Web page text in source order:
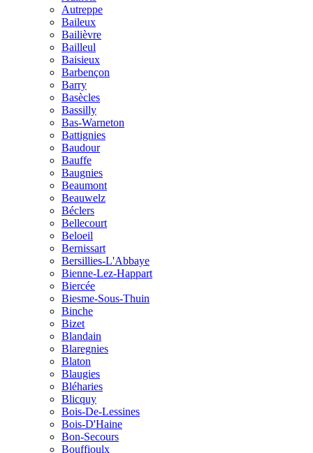
Autreppe
Baileux
Bailièvre
Bailleul
Baisieux
Barbençon
Barry
Basècles
Bassilly
Bas-Warneton
Battignies
Baudour
Bauffe
Baugnies
Beaumont
Beauwelz
Béclers
Bellecourt
Beloeil
Bernissart
Bersillies-L'Abbaye
Bienne-Lez-Happart
Biercée
Biesme-Sous-Thuin
Binche
Bizet
Blandain
Blaregnies
Blaton
Blaugies
Bléharies
Blicquy
Bois-De-Lessines
Bois-D'Haine
Bon-Secours
Bouffioulx